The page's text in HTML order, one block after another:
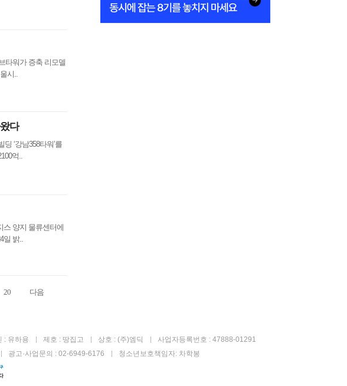
타워가 증축 리모델
시..
다
‘강남358타워’를
억..
스 양지 물류센터에
밝..
20 다음
: 유하용 제호 : 땅집고 상호 : (주)엠딕
사업자등록번호 : 47888-01291
광고·사업문의 : 02-6949-6176
청소년보호책임자: 차학봉